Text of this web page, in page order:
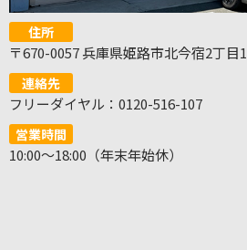
住所
〒670-0057 兵庫県姫路市北今宿2丁目
連絡先
フリーダイヤル：0120-516-107
営業時間
10:00～18:00（年末年始休）